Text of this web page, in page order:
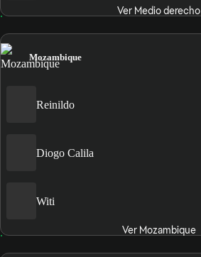
Ver Medio derecho
Mozambique
Reinildo
Diogo Calila
Witi
Ver Mozambique